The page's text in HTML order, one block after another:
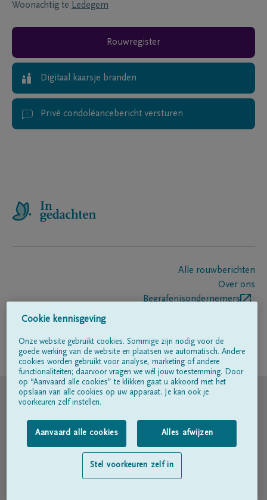
Woonachtig te Ledegem
Rouwregister
Digitaal kaarsje branden
Privé condoléancebericht versturen
Alle rouwberichten
Over ons
Begrafenisondernemers
Volg ons op
© DELA
Gebruiksvoorwaarden
Privacyverklaring
Toegankelijkheidsverklaring
Cookie kennisgeving
Onze website gebruikt cookies. Sommige zijn nodig voor de
goede werking van de website en plaatsen we automatisch. Andere
cookies worden gebruikt voor analyse, marketing of andere
functionaliteiten; daarvoor vragen we wél jouw toestemming. Door
op “Aanvaard alle cookies” te klikken gaat u akkoord met het
opslaan van alle cookies op uw apparaat. Je kan ook je
voorkeuren zelf instellen.
Aanvaard alle cookies Alles afwijzen
Stel voorkeuren zelf in